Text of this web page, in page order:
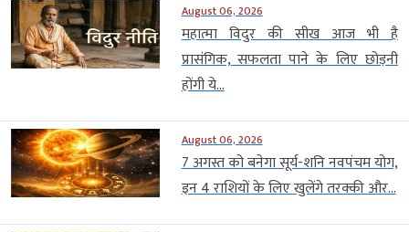
August 06, 2026
महात्मा विदुर की सीख आज भी है
प्रासंगिक, सफलता पाने के लिए छोड़नी
होंगी ये...
August 06, 2026
7 अगस्त को बनेगा सूर्य-शनि नवपंचम योग,
इन 4 राशियों के लिए खुलेंगे तरक्की और...